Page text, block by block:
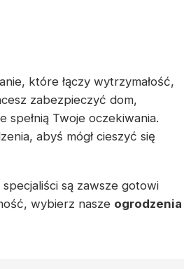
które łączy wytrzymałość,
zabezpieczyć dom,
Twoje oczekiwania.
abyś mógł cieszyć się
są zawsze gotowi
wybierz nasze ogrodzenia